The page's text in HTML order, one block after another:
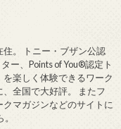
。 トニー・ブザン公認
ー、Points of You®認定ト
楽しく体験できるワーク
全国で大好評。 またフ
マガジンなどのサイトに
。